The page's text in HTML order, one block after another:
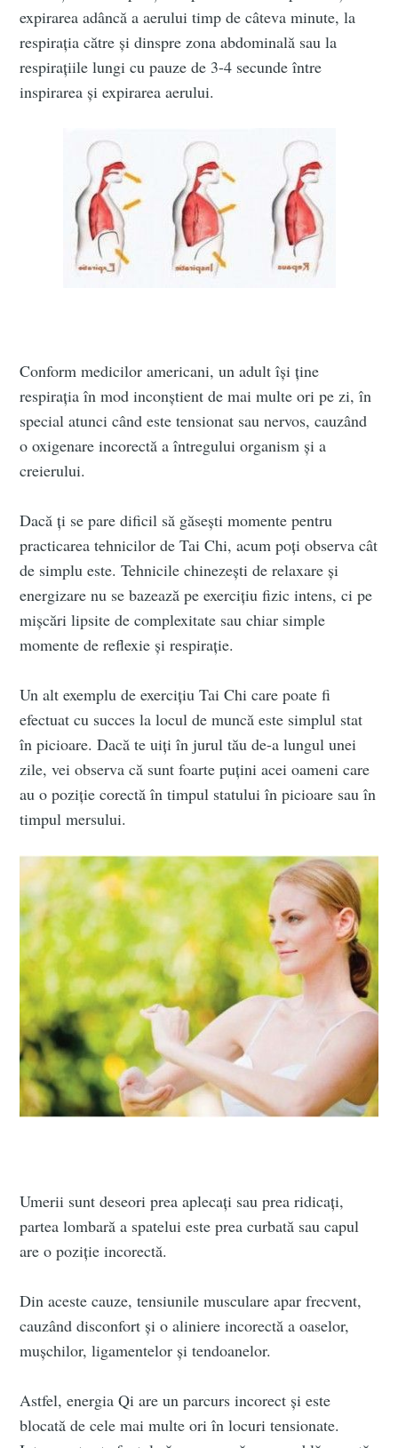
expirarea adâncă a aerului timp de câteva minute, la
respirația către și dinspre zona abdominală sau la
respirațiile lungi cu pauze de 3-4 secunde între
inspirarea și expirarea aerului.
Conform medicilor americani, un adult își ține
respirația în mod inconștient de mai multe ori pe zi, în
special atunci când este tensionat sau nervos, cauzând
o oxigenare incorectă a întregului organism și a
creierului.
Dacă ți se pare dificil să găsești momente pentru
practicarea tehnicilor de Tai Chi, acum poți observa cât
de simplu este. Tehnicile chinezești de relaxare și
energizare nu se bazează pe exercițiu fizic intens, ci pe
mișcări lipsite de complexitate sau chiar simple
momente de reflexie și respirație.
Un alt exemplu de exercițiu Tai Chi care poate fi
efectuat cu succes la locul de muncă este simplul stat
în picioare. Dacă te uiți în jurul tău de-a lungul unei
zile, vei observa că sunt foarte puțini acei oameni care
au o poziție corectă în timpul statului în picioare sau în
timpul mersului.
Umerii sunt deseori prea aplecați sau prea ridicați,
partea lombară a spatelui este prea curbată sau capul
are o poziție incorectă.
Din aceste cauze, tensiunile musculare apar frecvent,
cauzând disconfort și o aliniere incorectă a oaselor,
mușchilor, ligamentelor și tendoanelor.
Astfel, energia Qi are un parcurs incorect și este
blocată de cele mai multe ori în locuri tensionate.